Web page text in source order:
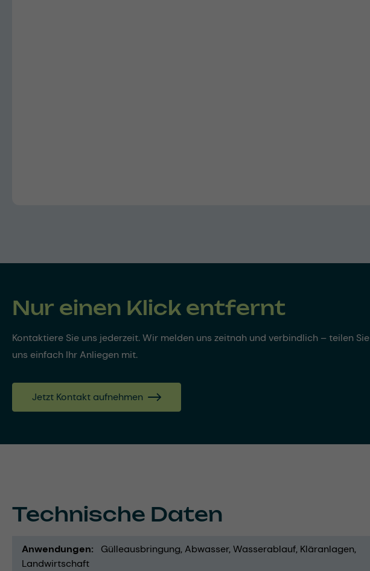
Nur einen Klick entfernt
Kontaktiere Sie uns jederzeit. Wir melden uns zeitnah und verbindlich – teilen Sie
uns einfach Ihr Anliegen mit.
Jetzt Kontakt aufnehmen
Technische Daten
Anwendungen Gülleausbringung Abwasser Wasserablauf Kläranlagen
Landwirtschaft